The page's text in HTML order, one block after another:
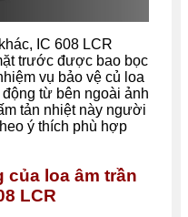
IC 608 LCR
trước được bao bọc
vụ bảo vệ củ loa
từ bên ngoài ảnh
tản nhiệt này người
ý thích phù hợp
loa âm trần
LCR